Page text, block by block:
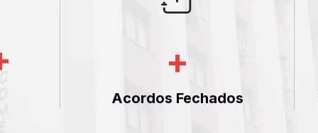
+
Acordos Fechados